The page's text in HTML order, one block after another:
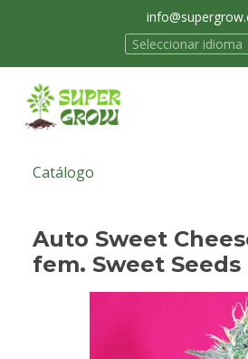
Seleccionar idioma
Catálogo
Auto Sweet
fem. Sweet Seeds